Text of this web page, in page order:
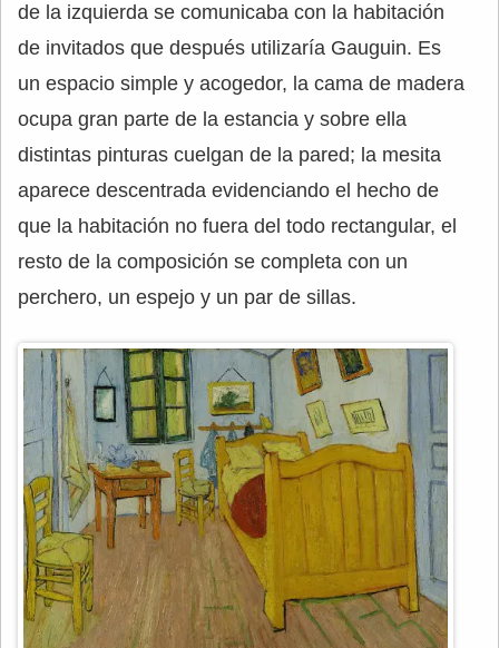
de la izquierda se comunicaba con la habitación
de invitados que después utilizaría Gauguin. Es
un espacio simple y acogedor, la cama de madera
ocupa gran parte de la estancia y sobre ella
distintas pinturas cuelgan de la pared; la mesita
aparece descentrada evidenciando el hecho de
que la habitación no fuera del todo rectangular, el
resto de la composición se completa con un
perchero, un espejo y un par de sillas.